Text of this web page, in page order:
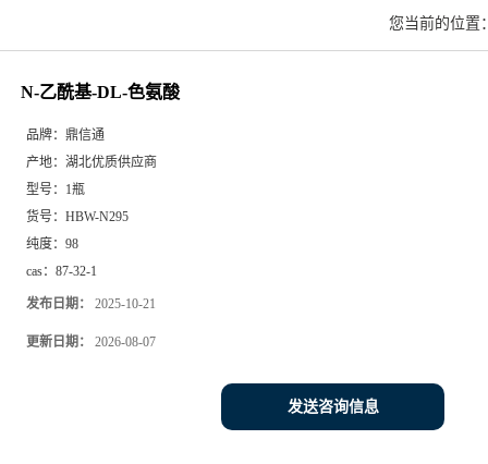
您当前的位置
N-乙酰基-DL-色氨酸
品牌： 鼎信通
产地： 湖北优质供应商
型号： 1瓶
货号： HBW-N295
纯度： 98
cas： 87-32-1
发布日期： 2025-10-21
更新日期： 2026-08-07
发送咨询信息